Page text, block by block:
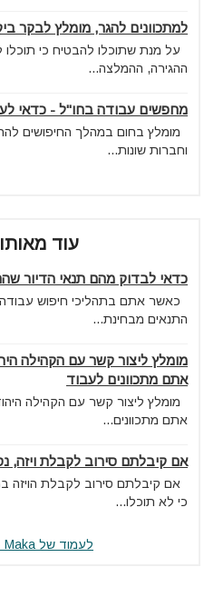
למתכוונים להגר, מומלץ לבקר
על מנת שתוכלו להבטיח כי
ההגירה, ההמלצה...
מחפשים עבודה בחו"ל - כדאי
וחברות שונות...
עוד
כדאי לבדוק מהם תנאי הדיור
כאשר אתם בתהליכי חיפוש
התנאים מבחינת...
מומלץ ליצור קשר עם הקהילה
אתם מתכוונים לעבוד
מומלץ ליצור קשר עם הקהילה
אתם מתכוונים...
אם קיבלתם סירוב לקבלת ויזה,
אם קיבלתם סירוב לקבלת הויזה
כי לא תוכלו...
לעמוד של Maka - עבודה בחול